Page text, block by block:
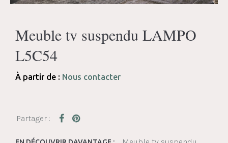
Meuble tv suspendu LAMPO
L5C54
À partir de : Nous contacter